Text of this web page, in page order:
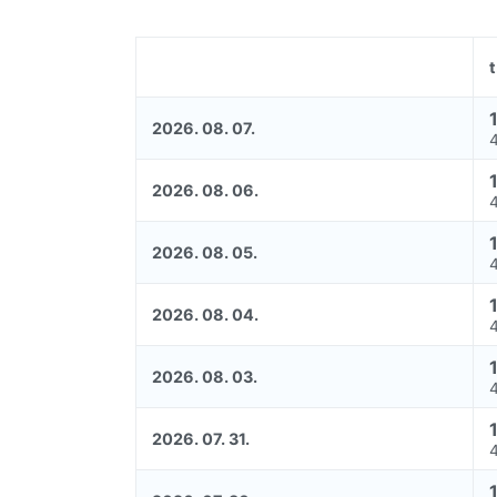
2026. 08. 07.
2026. 08. 06.
2026. 08. 05.
2026. 08. 04.
2026. 08. 03.
2026. 07. 31.